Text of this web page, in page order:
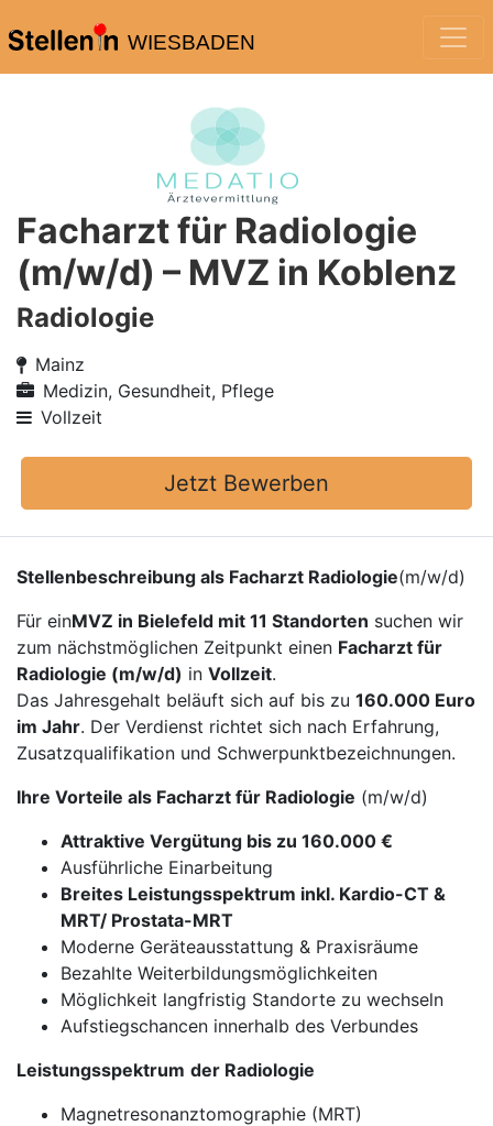
WIESBADEN
Facharzt für Radiologie
(m/w/d) – MVZ in Koblenz
Radiologie
Mainz
Medizin, Gesundheit, Pflege
Vollzeit
Jetzt Bewerben
Stellenbeschreibung als Facharzt Radiologie(m/w/d)
Für einMVZ in Bielefeld mit 11 Standorten suchen wir
zum nächstmöglichen Zeitpunkt einen Facharzt für
Radiologie (m/w/d) in Vollzeit.
Das Jahresgehalt beläuft sich auf bis zu 160.000 Euro
im Jahr. Der Verdienst richtet sich nach Erfahrung,
Zusatzqualifikation und Schwerpunktbezeichnungen.
Ihre Vorteile als Facharzt für Radiologie (m/w/d)
Attraktive Vergütung bis zu 160.000 €
Ausführliche Einarbeitung
Breites Leistungsspektrum inkl. Kardio-CT &
MRT/ Prostata-MRT
Moderne Geräteausstattung & Praxisräume
Bezahlte Weiterbildungsmöglichkeiten
Möglichkeit langfristig Standorte zu wechseln
Aufstiegschancen innerhalb des Verbundes
Leistungsspektrum der Radiologie
Magnetresonanztomographie (MRT)